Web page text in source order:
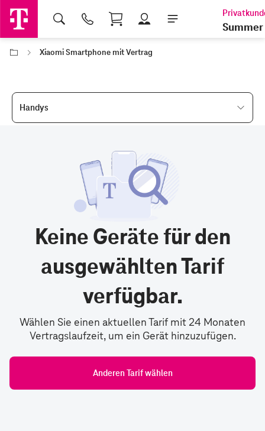
Shopping Cart
Summer
Xiaomi Smartphone mit Vertrag
Handys
Keine Geräte für den
ausgewählten Tarif
verfügbar.
Wählen Sie einen aktuellen Tarif mit 24 Monaten
Vertragslaufzeit, um ein Gerät hinzuzufügen.
Anderen Tarif wählen